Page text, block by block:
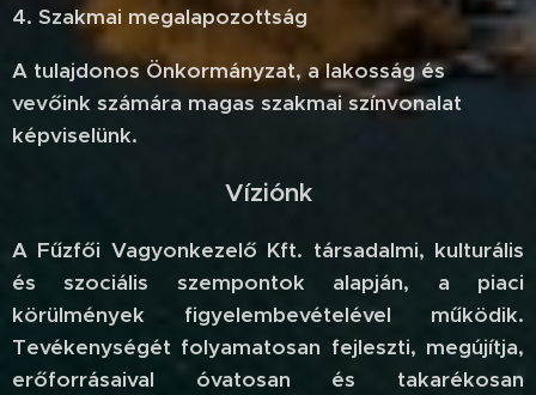
4. Szakmai megalapozottság
A tulajdonos Önkormányzat, a lakosság és
vevőink számára magas szakmai színvonalat
képviselünk.
Víziónk
A Fűzfői Vagyonkezelő Kft. társadalmi, kulturális
és szociális szempontok alapján, a piaci
körülmények figyelembevételével működik.
Tevékenységét folyamatosan fejleszti, megújítja,
erőforrásaival óvatosan és takarékosan